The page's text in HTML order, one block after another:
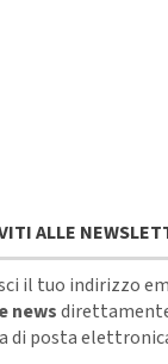
ALLE
il tuo indirizzo
news
di posta